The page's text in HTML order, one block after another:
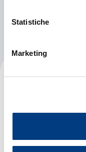
Statistiche
Marketing
Campania